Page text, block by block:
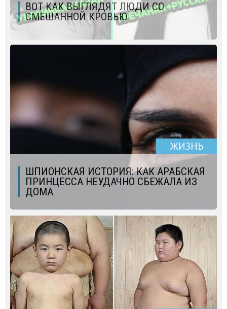
ВОТ КАК ВЫГЛЯДЯТ ЛЮДИ СО
СМЕШАННОЙ КРОВЬЮ
ЖИЗНЬ
ШПИОНСКАЯ ИСТОРИЯ: КАК АРАБСКАЯ
ПРИНЦЕССА НЕУДАЧНО СБЕЖАЛА ИЗ
ДОМА